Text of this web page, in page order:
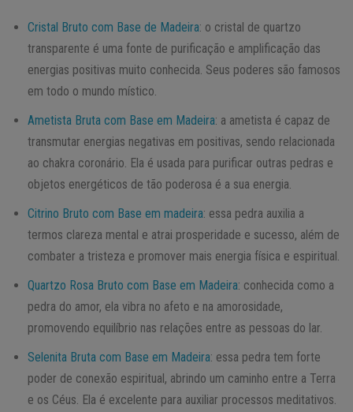
Cristal Bruto com Base de Madeira: o cristal de quartzo
transparente é uma fonte de purificação e amplificação das
energias positivas muito conhecida. Seus poderes são famosos
em todo o mundo místico.
Ametista Bruta com Base em Madeira: a ametista é capaz de
transmutar energias negativas em positivas, sendo relacionada
ao chakra coronário. Ela é usada para purificar outras pedras e
objetos energéticos de tão poderosa é a sua energia.
Citrino Bruto com Base em madeira: essa pedra auxilia a
termos clareza mental e atrai prosperidade e sucesso, além de
combater a tristeza e promover mais energia física e espiritual.
Quartzo Rosa Bruto com Base em Madeira: conhecida como a
pedra do amor, ela vibra no afeto e na amorosidade,
promovendo equilíbrio nas relações entre as pessoas do lar.
Selenita Bruta com Base em Madeira: essa pedra tem forte
poder de conexão espiritual, abrindo um caminho entre a Terra
e os Céus. Ela é excelente para auxiliar processos meditativos.